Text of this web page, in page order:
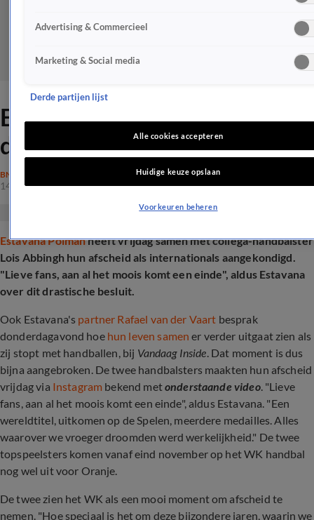
Estavana Polman kondigt
drastisch besluit aan
BN'ERS
14 nov 2025, 14:24
Estavana Polmanheeft vrijdag samen met collega-handbalster
Lois Abbingh hun afscheid als internationals aangekondigd.
"Lieve fans, aan al het moois komt een einde", aldus Estavana
over dit drastische besluit.
Ook Estavana's partner Rafael van der Vaart besprak
donderdagavond hoe hun leven samen er verder uitgaat zien als
zij stopt met handballen, bij Vandaag Inside. Dat moment is dus
bijna aangebroken. De twee handbalsters maakten hun afscheid
vrijdag via Instagram bekend metonderstaande video. "Lieve
fans, aan al het moois komt een einde", aldus Estavana. "Een
wereldtitel, uitkomen op de Spelen, meerdere medailles. Alles
waarover we vroeger droomden werd werkelijkheid." De twee
topspeelsters komen vanaf eind november op het WK handbal
nog wel uit voor Oranje.
De twee zien het WK als een mooi moment om afscheid te
nemen. "Hoe speciaal is het om deze bijzondere jaren, waarin we
Advertising & Commercieel
Marketing & Social media
Derde partijen lijst
Alle cookies accepteren
Huidige keuze opslaan
Voorkeuren beheren